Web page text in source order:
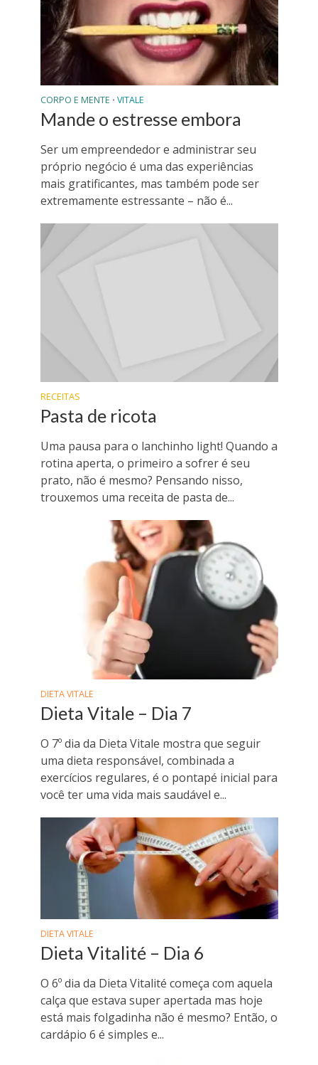
CORPO E MENTE • VITALE
Mande o estresse embora
Ser um empreendedor e administrar seu
próprio negócio é uma das experiências
mais gratificantes, mas também pode ser
extremamente estressante – não é...
RECEITAS
Pasta de ricota
Uma pausa para o lanchinho light! Quando a
rotina aperta, o primeiro a sofrer é seu
prato, não é mesmo? Pensando nisso,
trouxemos uma receita de pasta de...
DIETA VITALE
Dieta Vitale – Dia 7
O 7º dia da Dieta Vitale mostra que seguir
uma dieta responsável, combinada a
exercícios regulares, é o pontapé inicial para
você ter uma vida mais saudável e...
DIETA VITALE
Dieta Vitalité – Dia 6
O 6º dia da Dieta Vitalité começa com aquela
calça que estava super apertada mas hoje
está mais folgadinha não é mesmo? Então, o
cardápio 6 é simples e...